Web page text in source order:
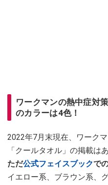
ワークマンの熱中症対
のカラーは4色！
2022年7月末現在、ワーク
「クールタオル」の掲載は
ただ公式フェイスブックで
イエロー系、ブラウン系、